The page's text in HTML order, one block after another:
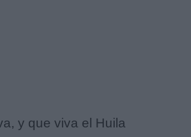
y que viva el Huila